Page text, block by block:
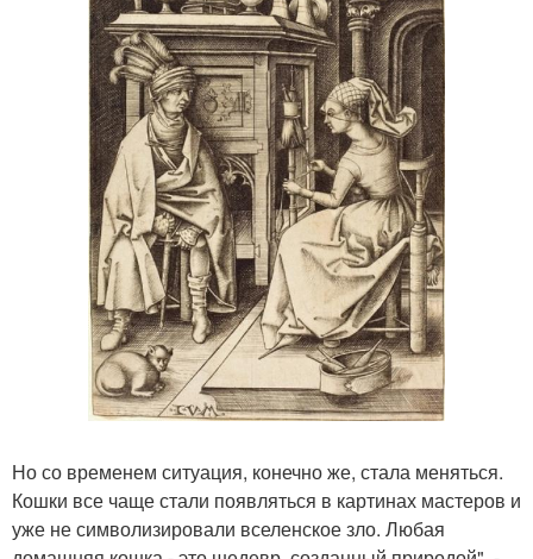
Но со временем ситуация, конечно же, стала меняться.
Кошки все чаще стали появляться в картинах мастеров и
уже не символизировали вселенское зло. Любая